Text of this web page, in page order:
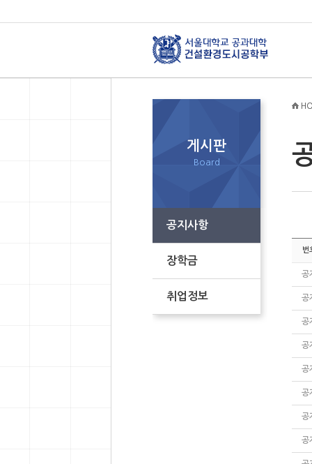
게시판
Board
공지사항
장학금
취업정보
번
공
공
공
공
공
공
공
공